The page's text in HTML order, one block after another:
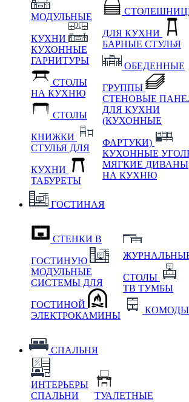
МОДУЛЬНЫЕ
КУХНИ
КУХОННЫЕ
ГАРНИТУРЫ
СТОЛЫ
НА КУХНЮ
СТОЛЫ
КНИЖКИ
СТУЛЬЯ ДЛЯ
КУХНИ
ТАБУРЕТЫ
ДЛЯ КУХНИ
БАРНЫЕ СТУЛЬЯ
ОБЕДЕННЫЕ
ГРУППЫ
СТЕНОВЫЕ
ДЛЯ КУХНИ
(КУХОННЫЕ
ФАРТУКИ)
КУХОННЫЕ
МЯГКИЕ ДИВАНЫ
НА КУХНЮ
ГОСТИНАЯ
СТЕНКИ В
ГОСТИНУЮ
МОДУЛЬНЫЕ
СИСТЕМЫ ДЛЯ
ГОСТИНОЙ
ЭЛЕКТРОКАМИНЫ
СТОЛЫ
ТВ ТУМБЫ
КОМОДЫ
СПАЛЬНЯ
ИНТЕРЬЕРЫ
СПАЛЬНИ
ТУАЛЕТНЫЕ